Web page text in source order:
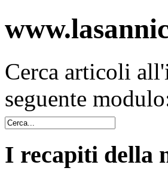
Cerca articoli
seguente
I recapiti della